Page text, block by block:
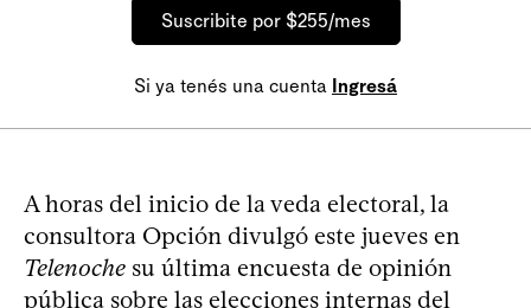
Suscribite por $255/mes
Si ya tenés una cuenta Ingresá
A horas del inicio de la veda electoral, la
consultora Opción divulgó este jueves en
Telenoche su última encuesta de opinión
pública sobre las elecciones internas del